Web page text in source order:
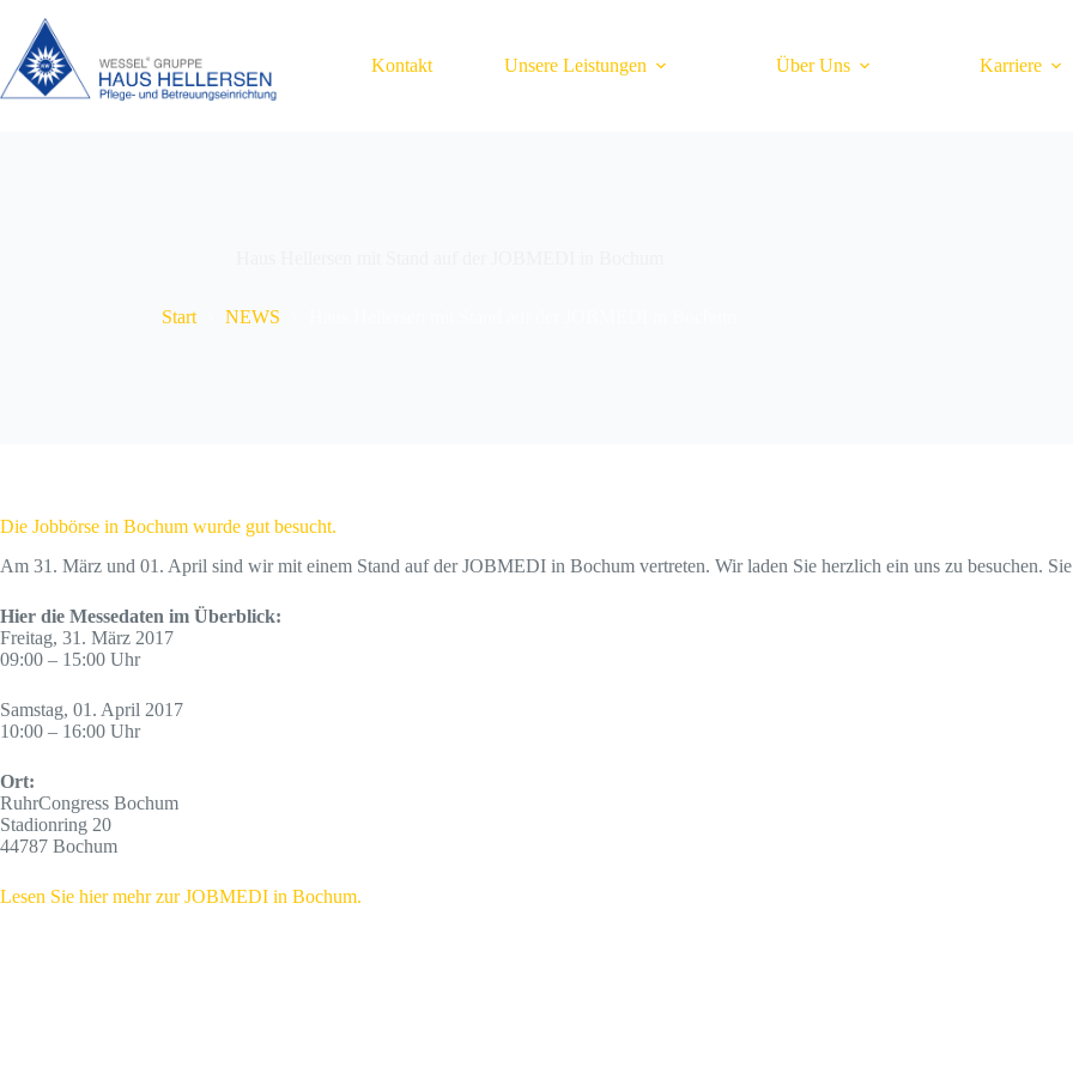
Inhalt
springen
Kontakt Unsere Leistungen Über Uns Karriere
Start NEWS
Die Jobbörse in Bochum wurde gut besucht.
Am 31. März und 01. April sind wir mit einem Stand auf der JOBMEDI in Bochum vertreten. Wir laden Sie herzlich ein uns zu besuchen.
Hier die Messedaten im Überblick:
Freitag, 31. März 2017
09:00 – 15:00 Uhr
Samstag, 01. April 2017
10:00 – 16:00 Uhr
Ort:
RuhrCongress Bochum
Stadionring 20
44787 Bochum
Lesen Sie hier mehr zur JOBMEDI in Bochum.